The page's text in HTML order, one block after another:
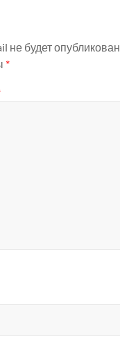
не будет опубликован.
*